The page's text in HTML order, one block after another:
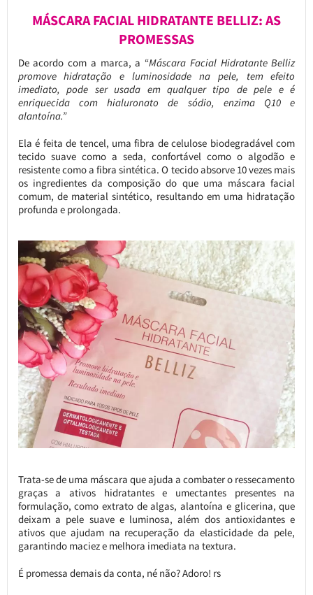
MÁSCARA FACIAL HIDRATANTE BELLIZ: AS
PROMESSAS
De acordo com a marca, a “Máscara Facial Hidratante Belliz
promove hidratação e luminosidade na pele, tem efeito
imediato, pode ser usada em qualquer tipo de pele e é
enriquecida com hialuronato de sódio, enzima Q10 e
alantoína.”
Ela é feita de tencel, uma fibra de celulose biodegradável com
tecido suave como a seda, confortável como o algodão e
resistente como a fibra sintética. O tecido absorve 10 vezes mais
os ingredientes da composição do que uma máscara facial
comum, de material sintético, resultando em uma hidratação
profunda e prolongada.
Trata-se de uma máscara que ajuda a combater o ressecamento
graças a ativos hidratantes e umectantes presentes na
formulação, como extrato de algas, alantoína e glicerina, que
deixam a pele suave e luminosa, além dos antioxidantes e
ativos que ajudam na recuperação da elasticidade da pele,
garantindo maciez e melhora imediata na textura.
É promessa demais da conta, né não? Adoro! rs